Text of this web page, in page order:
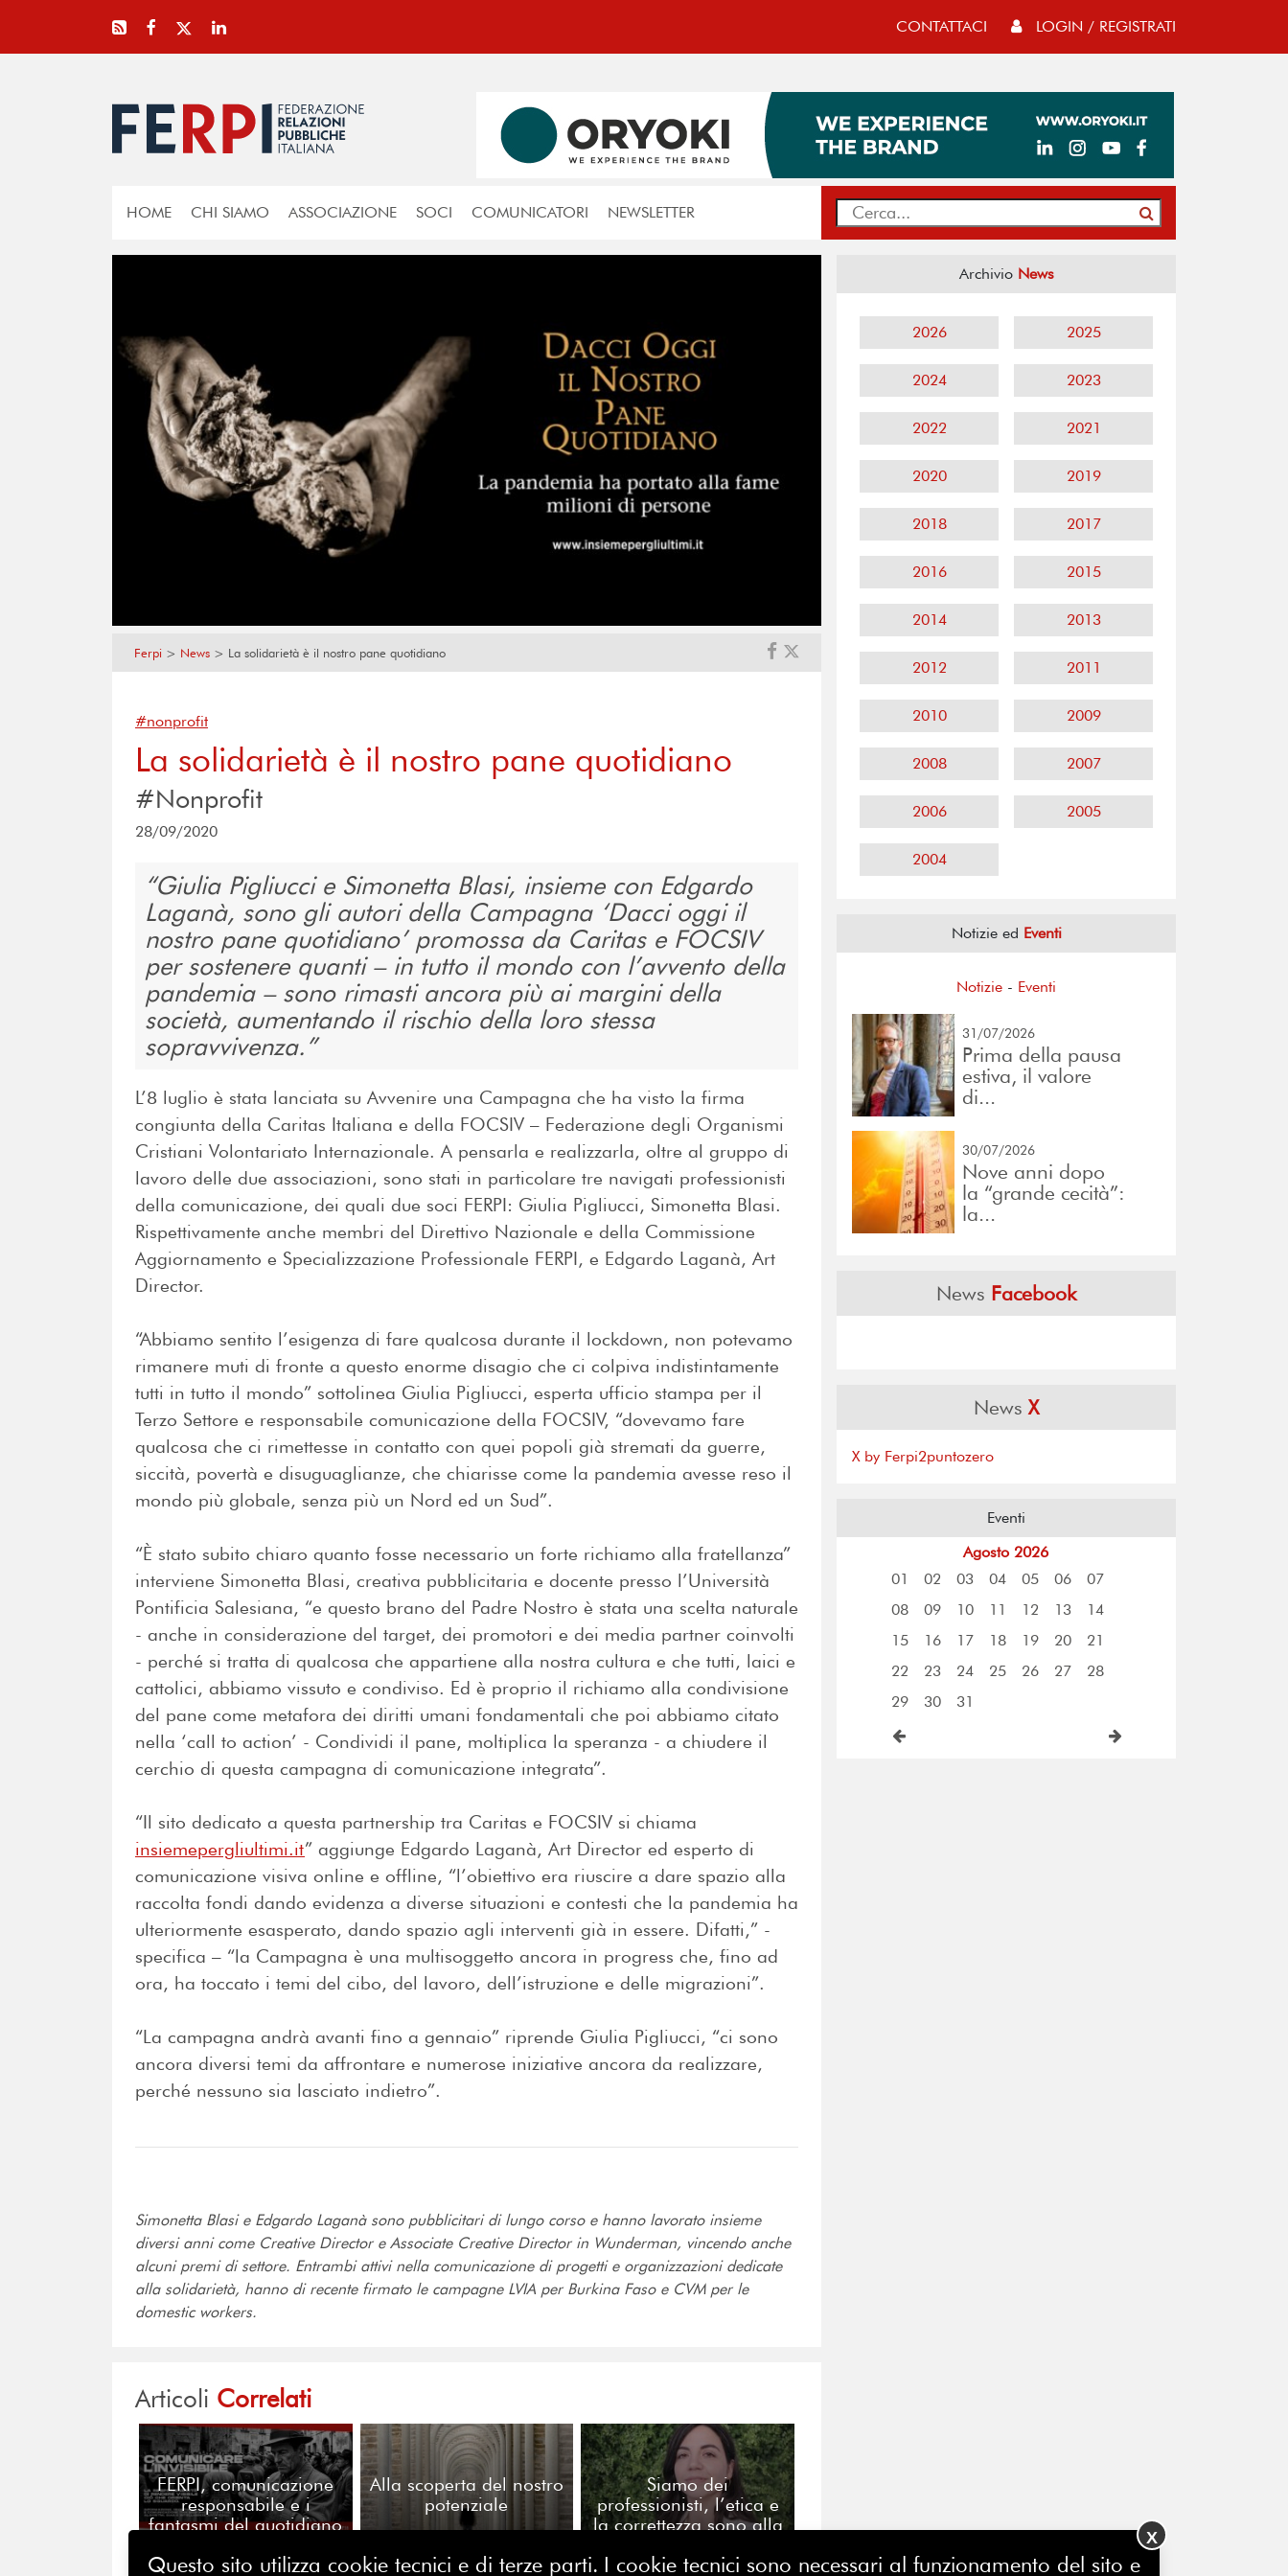
CONTATTACI LOGIN / REGISTRATI
HOME CHI SIAMO ASSOCIAZIONE SOCI COMUNICATORI NEWSLETTER
Ferpi > News > La solidarietà è il nostro pane quotidiano
#nonprofit
La solidarietà è il nostro pane quotidiano
#Nonprofit
28/09/2020
Giulia Pigliucci e Simonetta Blasi, insieme con Edgardo
Laganà, sono gli autori della Campagna ‘Dacci oggi il
nostro pane quotidiano’ promossa da Caritas e FOCSIV
per sostenere quanti – in tutto il mondo con l’avvento della
pandemia – sono rimasti ancora più ai margini della
società, aumentando il rischio della loro stessa
sopravvivenza.
L’8 luglio è stata lanciata su Avvenire una Campagna che ha visto la firma
congiunta della Caritas Italiana e della FOCSIV – Federazione degli Organismi
Cristiani Volontariato Internazionale. A pensarla e realizzarla, oltre al gruppo di
lavoro delle due associazioni, sono stati in particolare tre navigati professionisti
della comunicazione, dei quali due soci FERPI: Giulia Pigliucci, Simonetta Blasi.
Rispettivamente anche membri del Direttivo Nazionale e della Commissione
Aggiornamento e Specializzazione Professionale FERPI, e Edgardo Laganà, Art
Director.
“Abbiamo sentito l’esigenza di fare qualcosa durante il lockdown, non potevamo
rimanere muti di fronte a questo enorme disagio che ci colpiva indistintamente
tutti in tutto il mondo” sottolinea Giulia Pigliucci, esperta ufficio stampa per il
Terzo Settore e responsabile comunicazione della FOCSIV, “dovevamo fare
qualcosa che ci rimettesse in contatto con quei popoli già stremati da guerre,
siccità, povertà e disuguaglianze, che chiarisse come la pandemia avesse reso il
mondo più globale, senza più un Nord ed un Sud”.
“È stato subito chiaro quanto fosse necessario un forte richiamo alla fratellanza”
interviene Simonetta Blasi, creativa pubblicitaria e docente presso l’Università
Pontificia Salesiana, “e questo brano del Padre Nostro è stata una scelta naturale
- anche in considerazione del target, dei promotori e dei media partner coinvolti
- perché si tratta di qualcosa che appartiene alla nostra cultura e che tutti, laici e
cattolici, abbiamo vissuto e condiviso. Ed è proprio il richiamo alla condivisione
del pane come metafora dei diritti umani fondamentali che poi abbiamo citato
nella ‘call to action’ - Condividi il pane, moltiplica la speranza - a chiudere il
cerchio di questa campagna di comunicazione integrata”.
“Il sito dedicato a questa partnership tra Caritas e FOCSIV si chiama
insiemepergliultimi.it” aggiunge Edgardo Laganà, Art Director ed esperto di
comunicazione visiva online e offline, “l’obiettivo era riuscire a dare spazio alla
raccolta fondi dando evidenza a diverse situazioni e contesti che la pandemia ha
ulteriormente esasperato, dando spazio agli interventi già in essere. Difatti,” -
specifica – “la Campagna è una multisoggetto ancora in progress che, fino ad
ora, ha toccato i temi del cibo, del lavoro, dell’istruzione e delle migrazioni”.
“La campagna andrà avanti fino a gennaio” riprende Giulia Pigliucci, “ci sono
ancora diversi temi da affrontare e numerose iniziative ancora da realizzare,
perché nessuno sia lasciato indietro”.
Simonetta Blasi e Edgardo Laganà sono pubblicitari di lungo corso e hanno lavorato insieme
diversi anni come Creative Director e Associate Creative Director in Wunderman, vincendo anche
alcuni premi di settore. Entrambi attivi nella comunicazione di progetti e organizzazioni dedicate
alla solidarietà, hanno di recente firmato le campagne LVIA per Burkina Faso e CVM per le
domestic workers.
Articoli Correlati
FERPI, comunicazione
responsabile e i
fantasmi del quotidiano
Alla scoperta del nostro
potenziale
Siamo dei
professionisti, l’etica e
la correttezza sono alla
Archivio News
2026 2025
2024 2023
2022 2021
2020 2019
2018 2017
2016 2015
2014 2013
2012 2011
2010 2009
2008 2007
2006 2005
2004
Notizie ed Eventi
Notizie - Eventi
31/07/2026
Prima della pausa
estiva, il valore
di...
30/07/2026
Nove anni dopo
la “grande cecità”:
la...
News Facebook
NewsX
X by Ferpi2puntozero
Eventi
Agosto 2026
01
02 03 04 05 06
07
08
09 10 11 12 13
14
15
16 17 18 19 20
21
22
23 24 25 26 27
28
29
30 31
Questo sito utilizza cookie tecnici e di terze parti. I cookie tecnici sono necessari al funzionamento del sito e
X